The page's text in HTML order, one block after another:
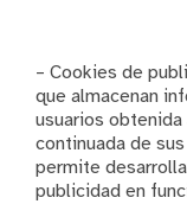
– Cookies de
que almacenan
usuarios
continuada de
permite
publicidad en